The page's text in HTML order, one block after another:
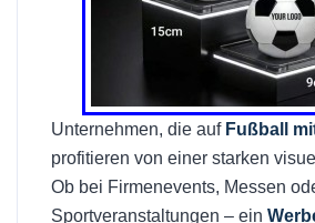
Unternehmen, die auf Fußball
profitieren von einer starken
Ob bei Firmenevents, Messen
Sportveranstaltungen – ein